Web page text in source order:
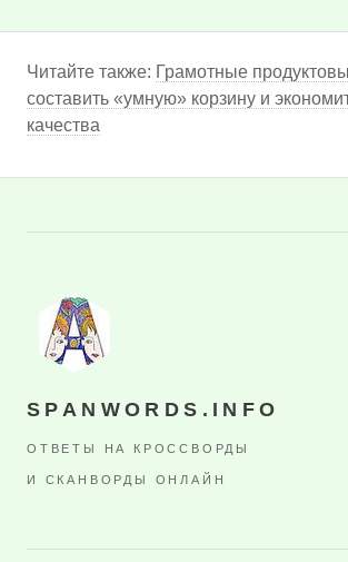
Читайте также: Грамотные
составить «умную» корзину и
качества
SPANWORDS.INFO
ОТВЕТЫ НА КРОССВОРДЫ
И СКАНВОРДЫ ОНЛАЙН